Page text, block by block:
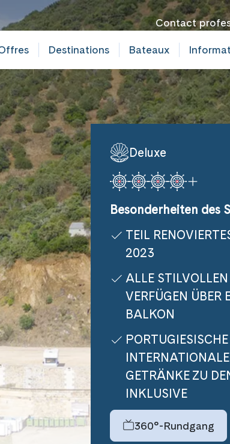
Contact
Destinations Bateaux
Deluxe
Besonderheiten des
TEIL
2023
ALLE
VERFÜGEN ÜBER
BALKON
GETRÄNKE ZU
INKLUSIVE
360°-Rundgang